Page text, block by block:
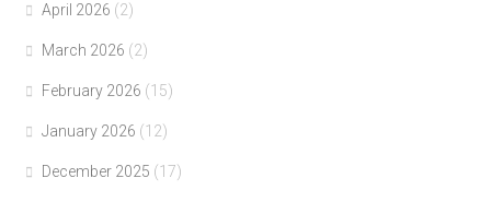
April 2026 (2)
March 2026 (2)
February 2026 (15)
January 2026 (12)
December 2025 (17)